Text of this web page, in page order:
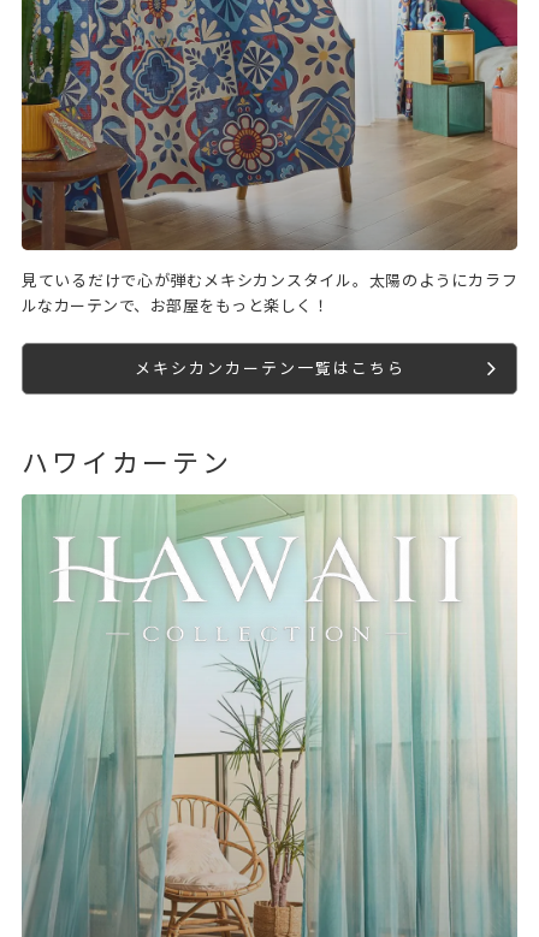
見ているだけで心が弾むメキシカンスタイル。太陽のようにカラフ
ルなカーテンで、お部屋をもっと楽しく！
メキシカンカーテン一覧はこちら
ハワイカーテン